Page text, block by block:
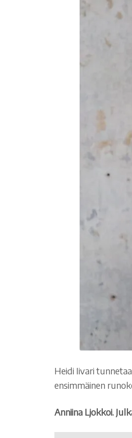
Heidi Iivari
ensimmäinen
Anniina Ljokkoi.